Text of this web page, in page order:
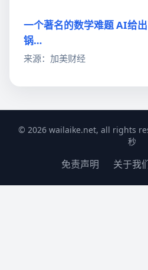
一个著名的数学难题 AI给
锅…
来源：加美财经
© 2026 wailaike.net, all rights
秒
免责声明 关于我